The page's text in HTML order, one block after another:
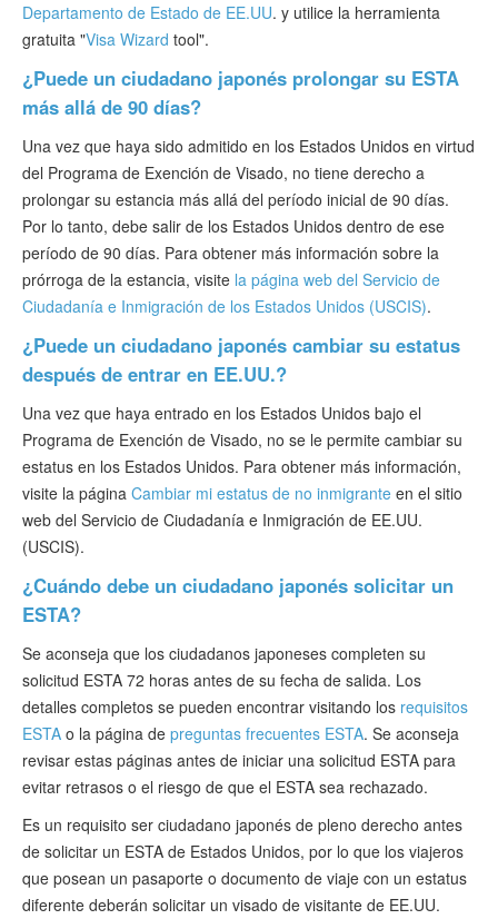
Departamento de Estado de EE.UU. y utilice la herramienta
gratuita "Visa Wizard tool".
¿Puede un ciudadano japonés prolongar su ESTA
más allá de 90 días?
Una vez que haya sido admitido en los Estados Unidos en virtud
del Programa de Exención de Visado, no tiene derecho a
prolongar su estancia más allá del período inicial de 90 días.
Por lo tanto, debe salir de los Estados Unidos dentro de ese
período de 90 días. Para obtener más información sobre la
prórroga de la estancia, visite la página web del Servicio de
Ciudadanía e Inmigración de los Estados Unidos (USCIS).
¿Puede un ciudadano japonés cambiar su estatus
después de entrar en EE.UU.?
Una vez que haya entrado en los Estados Unidos bajo el
Programa de Exención de Visado, no se le permite cambiar su
estatus en los Estados Unidos. Para obtener más información,
visite la página Cambiar mi estatus de no inmigrante en el sitio
web del Servicio de Ciudadanía e Inmigración de EE.UU.
(USCIS).
¿Cuándo debe un ciudadano japonés solicitar un
ESTA?
Se aconseja que los ciudadanos japoneses completen su
solicitud ESTA 72 horas antes de su fecha de salida. Los
detalles completos se pueden encontrar visitando los requisitos
ESTA o la página de preguntas frecuentes ESTA. Se aconseja
revisar estas páginas antes de iniciar una solicitud ESTA para
evitar retrasos o el riesgo de que el ESTA sea rechazado.
Es un requisito ser ciudadano japonés de pleno derecho antes
de solicitar un ESTA de Estados Unidos, por lo que los viajeros
que posean un pasaporte o documento de viaje con un estatus
diferente deberán solicitar un visado de visitante de EE.UU.